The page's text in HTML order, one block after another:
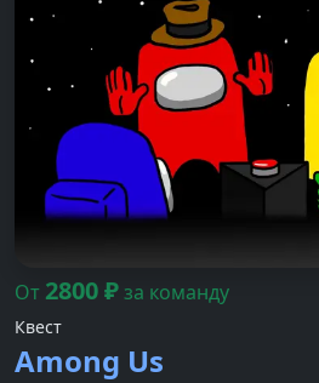
От 2800₽за команду
Квест
Among Us